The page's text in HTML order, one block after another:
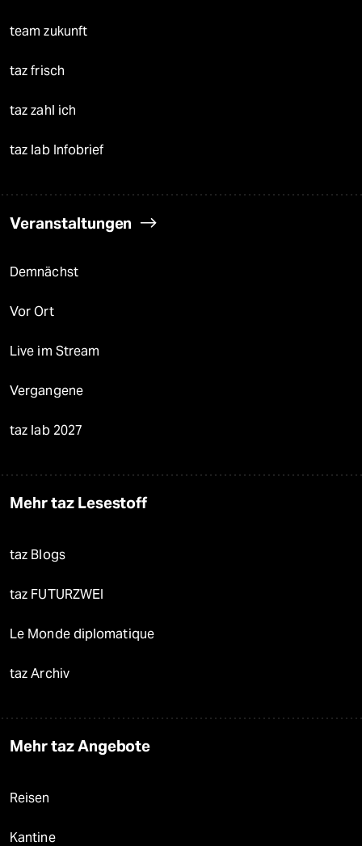
team zukunft
taz frisch
taz zahl ich
taz lab Infobrief
Veranstaltungen
Demnächst
Vor Ort
Live im Stream
Vergangene
taz lab 2027
Mehr taz Lesestoff
taz Blogs
taz FUTURZWEI
Le Monde diplomatique
taz Archiv
Mehr taz Angebote
Reisen
Kantine